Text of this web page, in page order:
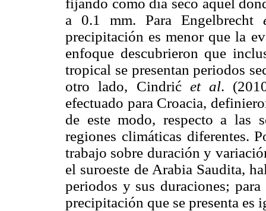
a 0.1 mm. Para Engelbrecht
precipitación es menor que la
enfoque descubrieron que
tropical se presentan periodos
otro lado, Cindrić et al.
efectuado para Croacia,
de este modo, respecto a las
regiones climáticas diferentes.
trabajo sobre duración y
el suroeste de Arabia Saudita,
periodos y sus duraciones;
precipitación que se presenta es